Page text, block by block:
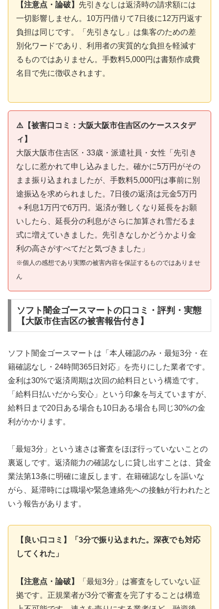
【注意点・論破】 先引きなしは返済時の請求額には
一切影響しません。10万円借りて7日後に12万円返す
負担は同じです。「先引きなし」は集客のための差
別化ワードであり、利用者の実質的な負担を軽減す
るものではありません。手数料5,000円は書類作成費
名目で先に徴収されます。
⚠️【被害口コミ：大阪大阪市住吉区のケーススタデ
ィ】
大阪大阪市住吉区・33歳・派遣社員・女性「先引き
なしに惹かれて申し込みました。確かに5万円がその
まま振り込まれましたが、手数料5,000円は事前に別
途振込を求められました。7日後の返済は元金5万円
＋利息1万円で6万円。返済が難しくなり延長をお願
いしたら、延長分の利息がさらに加算され雪だるま
式に増えていきました。先引きなしかどうかより金
利の高さがすべてだと気づきました」
※個人の感想であり実際の被害内容を保証するものではありませ
ん
ソフト闇金ゴースマートの口コミ・評判・実態
【大阪市住吉区の被害報告付き】
ソフト闇金ゴースマートは「本人確認のみ・最短3分・在
籍確認なし・24時間365日対応」を売りにした業者です。
金利は30%で返済周期は次回の給料日という構造です。
「給料日払いだから安心」という印象を与えていますが、
給料日まで20日ある場合も10日ある場合も同じ30%の金
利がかかります。
「最短3分」という速さは審査をほぼ行っていないことの
裏返しです。返済能力の確認なしに貸し出すことは、貸金
業法第13条に明確に違反します。在籍確認なしを謳いな
がら、延滞時には職場や緊急連絡先への接触が行われたと
いう報告があります。
【良い口コミ】「3分で振り込まれた。深夜でも対応
してくれた」
【注意点・論破】
「最短3分」は審査をしていない証
拠です。正規業者が3分で審査を完了することは構造